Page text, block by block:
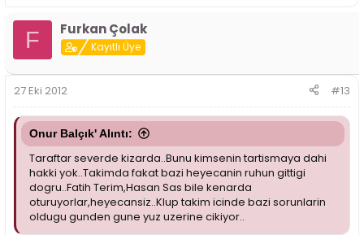
F Furkan Çolak
Kayıtlı Üye
27 Eki 2012 #13
Onur Balçık' Alıntı:
Taraftar severde kizarda..Bunu kimsenin tartismaya dahi
hakki yok..Takimda fakat bazi heyecanin ruhun gittigi
dogru..Fatih Terim,Hasan Sas bile kenarda
oturuyorlar,heyecansiz..Klup takim icinde bazi sorunlarin
oldugu gunden gune yuz uzerine cikiyor..